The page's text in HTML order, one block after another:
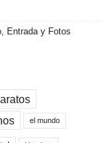
Entrada y Fotos
el mundo